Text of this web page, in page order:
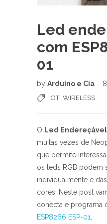
Led
com
01
by Arduino e Cia
IOT, WIRELESS
O Led Endereçável
muitas vezes de
que permite
os leds RGB podem
individualmente e
cores. Neste post
conecta e programa
ESP8266 ESP-01